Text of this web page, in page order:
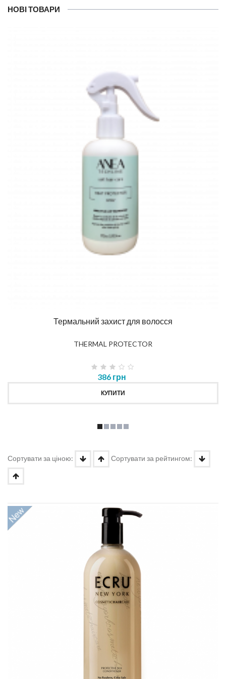
НОВІ ТОВАРИ
Термальний захист для волосся
THERMAL PROTECTOR
386 грн
КУПИТИ
Сортувати за ціною: Сортувати за рейтингом: